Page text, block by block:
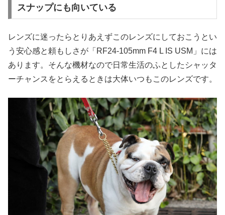
スナップにも向いている
レンズに迷ったらとりあえずこのレンズにしておこうとい
う安心感と頼もしさが「RF24-105mm F4 L IS USM」には
あります。そんな機材なので日常生活のふとしたシャッタ
ーチャンスをとらえるときは大体いつもこのレンズです。